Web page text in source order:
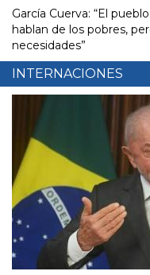
García Cuerva: “El
hablan de los pobres,
necesidades”
INTERNACIONES